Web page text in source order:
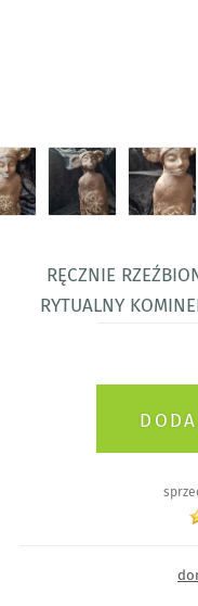
Ręcznie
rytualny